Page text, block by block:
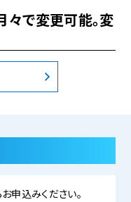
々で変更可能。変
申込みください。